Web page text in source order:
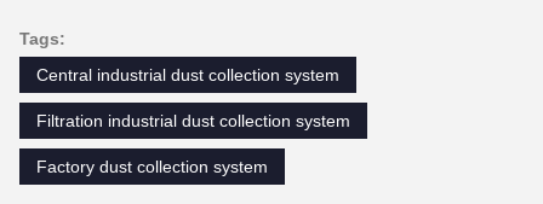
Tags:
Central industrial dust collection system
Filtration industrial dust collection system
Factory dust collection system